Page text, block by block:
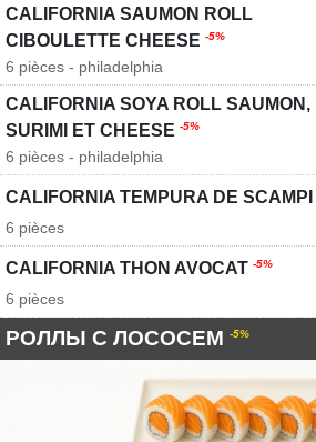
CALIFORNIA SAUMON ROLL
CIBOULETTE CHEESE -5%
6 pièces - philadelphia
CALIFORNIA SOYA ROLL SAUMON,
SURIMI ET CHEESE -5%
6 pièces - philadelphia
CALIFORNIA TEMPURA DE SCAMPI
6 pièces
CALIFORNIA THON AVOCAT -5%
6 pièces
РОЛЛЫ С ЛОСОСЕМ -5%